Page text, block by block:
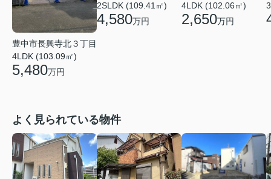
豊中市長興寺北３丁目
4LDK (103.09㎡)
5,480万円
2SLDK (109.41㎡)
4,580万円
4LDK (102.06㎡)
2,650万円
よく見られている物件